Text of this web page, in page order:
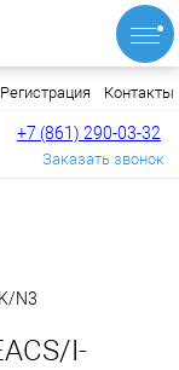
Регистрация Контакты
+7 (861) 290-03-32
Заказать звонок
N3
I-